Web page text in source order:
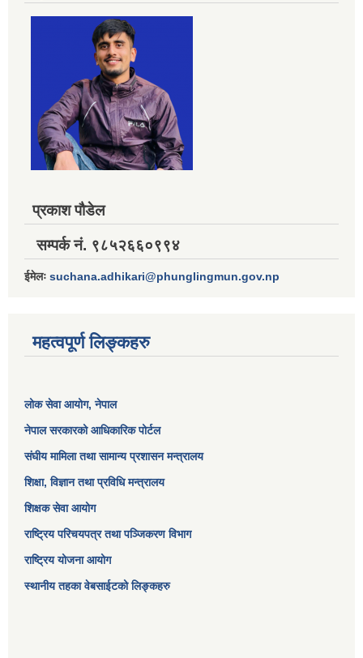
प्रकाश पौडेल
सम्पर्क नं. ९८५२६६०९९४
ईमेलः suchana.adhikari@phunglingmun.gov.np
महत्वपूर्ण लिङ्कहरु
लोक सेवा आयोग, नेपाल
नेपाल सरकारको आधिकारिक पोर्टल
संघीय मामिला तथा सामान्य प्रशासन मन्त्रालय
शिक्षा, विज्ञान तथा प्रविधि मन्त्रालय
शिक्षक सेवा आयोग
राष्ट्रिय परिचयपत्र तथा पञ्जिकरण विभाग
राष्ट्रिय योजना आयोग
स्थानीय तहका वेबसाईटको लिङ्कहरु